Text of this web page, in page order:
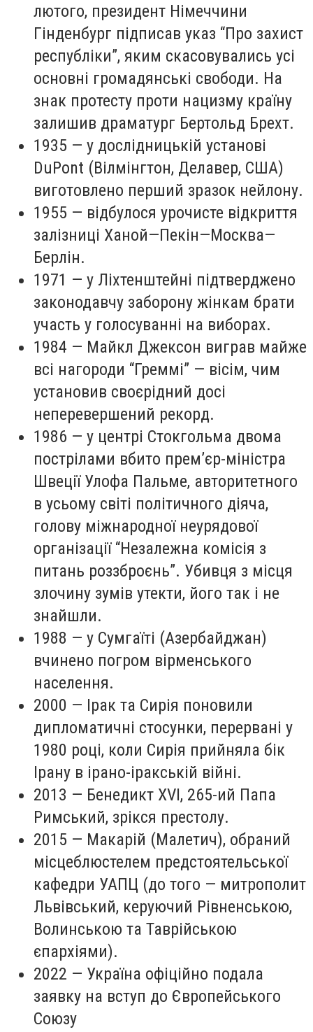
лютого, президент Німеччини
Гінденбург підписав указ “Про захист
республіки”, яким скасовувались усі
основні громадянські свободи. На
знак протесту проти нацизму країну
залишив драматург Бертольд Брехт.
1935 — у дослідницькій установі
DuPont (Вілмінгтон, Делавер, США)
виготовлено перший зразок нейлону.
1955 — відбулося урочисте відкриття
залізниці Ханой—Пекін—Москва—
Берлін.
1971 — у Ліхтенштейні підтверджено
законодавчу заборону жінкам брати
участь у голосуванні на виборах.
1984 — Майкл Джексон виграв майже
всі нагороди “Греммі” — вісім, чим
установив своєрідний досі
неперевершений рекорд.
1986 — у центрі Стокгольма двома
пострілами вбито прем’єр-міністра
Швеції Улофа Пальме, авторитетного
в усьому світі політичного діяча,
голову міжнародної неурядової
організації “Незалежна комісія з
питань роззброєнь”. Убивця з місця
злочину зумів утекти, його так і не
знайшли.
1988 — у Сумгаїті (Азербайджан)
вчинено погром вірменського
населення.
2000 — Ірак та Сирія поновили
дипломатичні стосунки, перервані у
1980 році, коли Сирія прийняла бік
Ірану в ірано-іракській війні.
2013 — Бенедикт XVI, 265-ий Папа
Римський, зрікся престолу.
2015 — Макарій (Малетич), обраний
місцеблюстелем предстоятельської
кафедри УАПЦ (до того — митрополит
Львівський, керуючий Рівненською,
Волинською та Таврійською
єпархіями).
2022 — Україна офіційно подала
заявку на вступ до Європейського
Союзу